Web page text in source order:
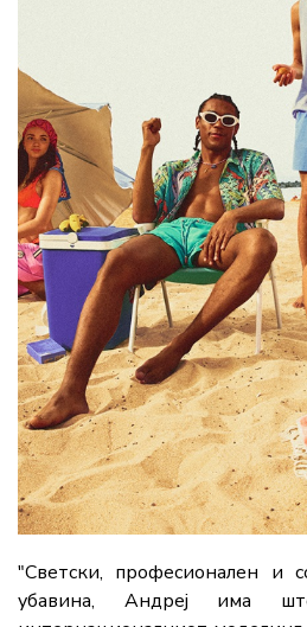
"Светски, професионален и
убавина, Андреј има